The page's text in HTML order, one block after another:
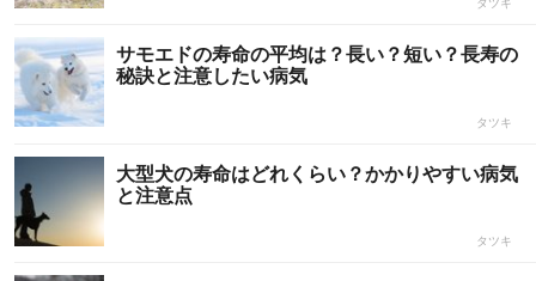
タツキ
サモエドの寿命の平均は？長い？短い？長寿の
秘訣と注意したい病気
タツキ
大型犬の寿命はどれくらい？かかりやすい病気
と注意点
タツキ